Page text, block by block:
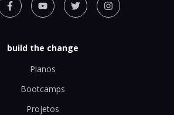
build the change
Planos
Bootcamps
Projetos